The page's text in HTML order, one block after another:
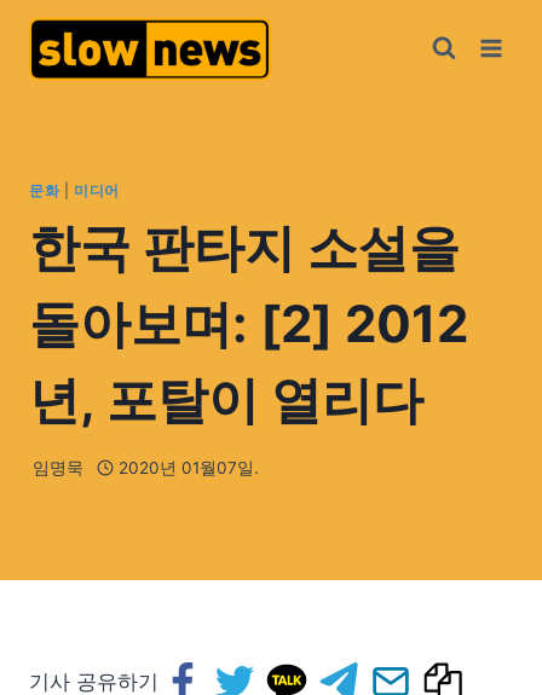
문화| 미디어
한국 판타지 소설을
돌아보며: [2] 2012
년, 포탈이 열리다
임명묵 2020년 01월07일.
기사 공유하기